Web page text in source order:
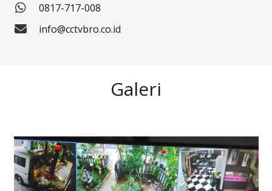
0817-717-008
info@cctvbro.co.id
Galeri